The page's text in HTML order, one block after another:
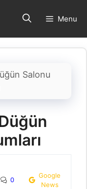
Menu
Salonu
0
Google
News